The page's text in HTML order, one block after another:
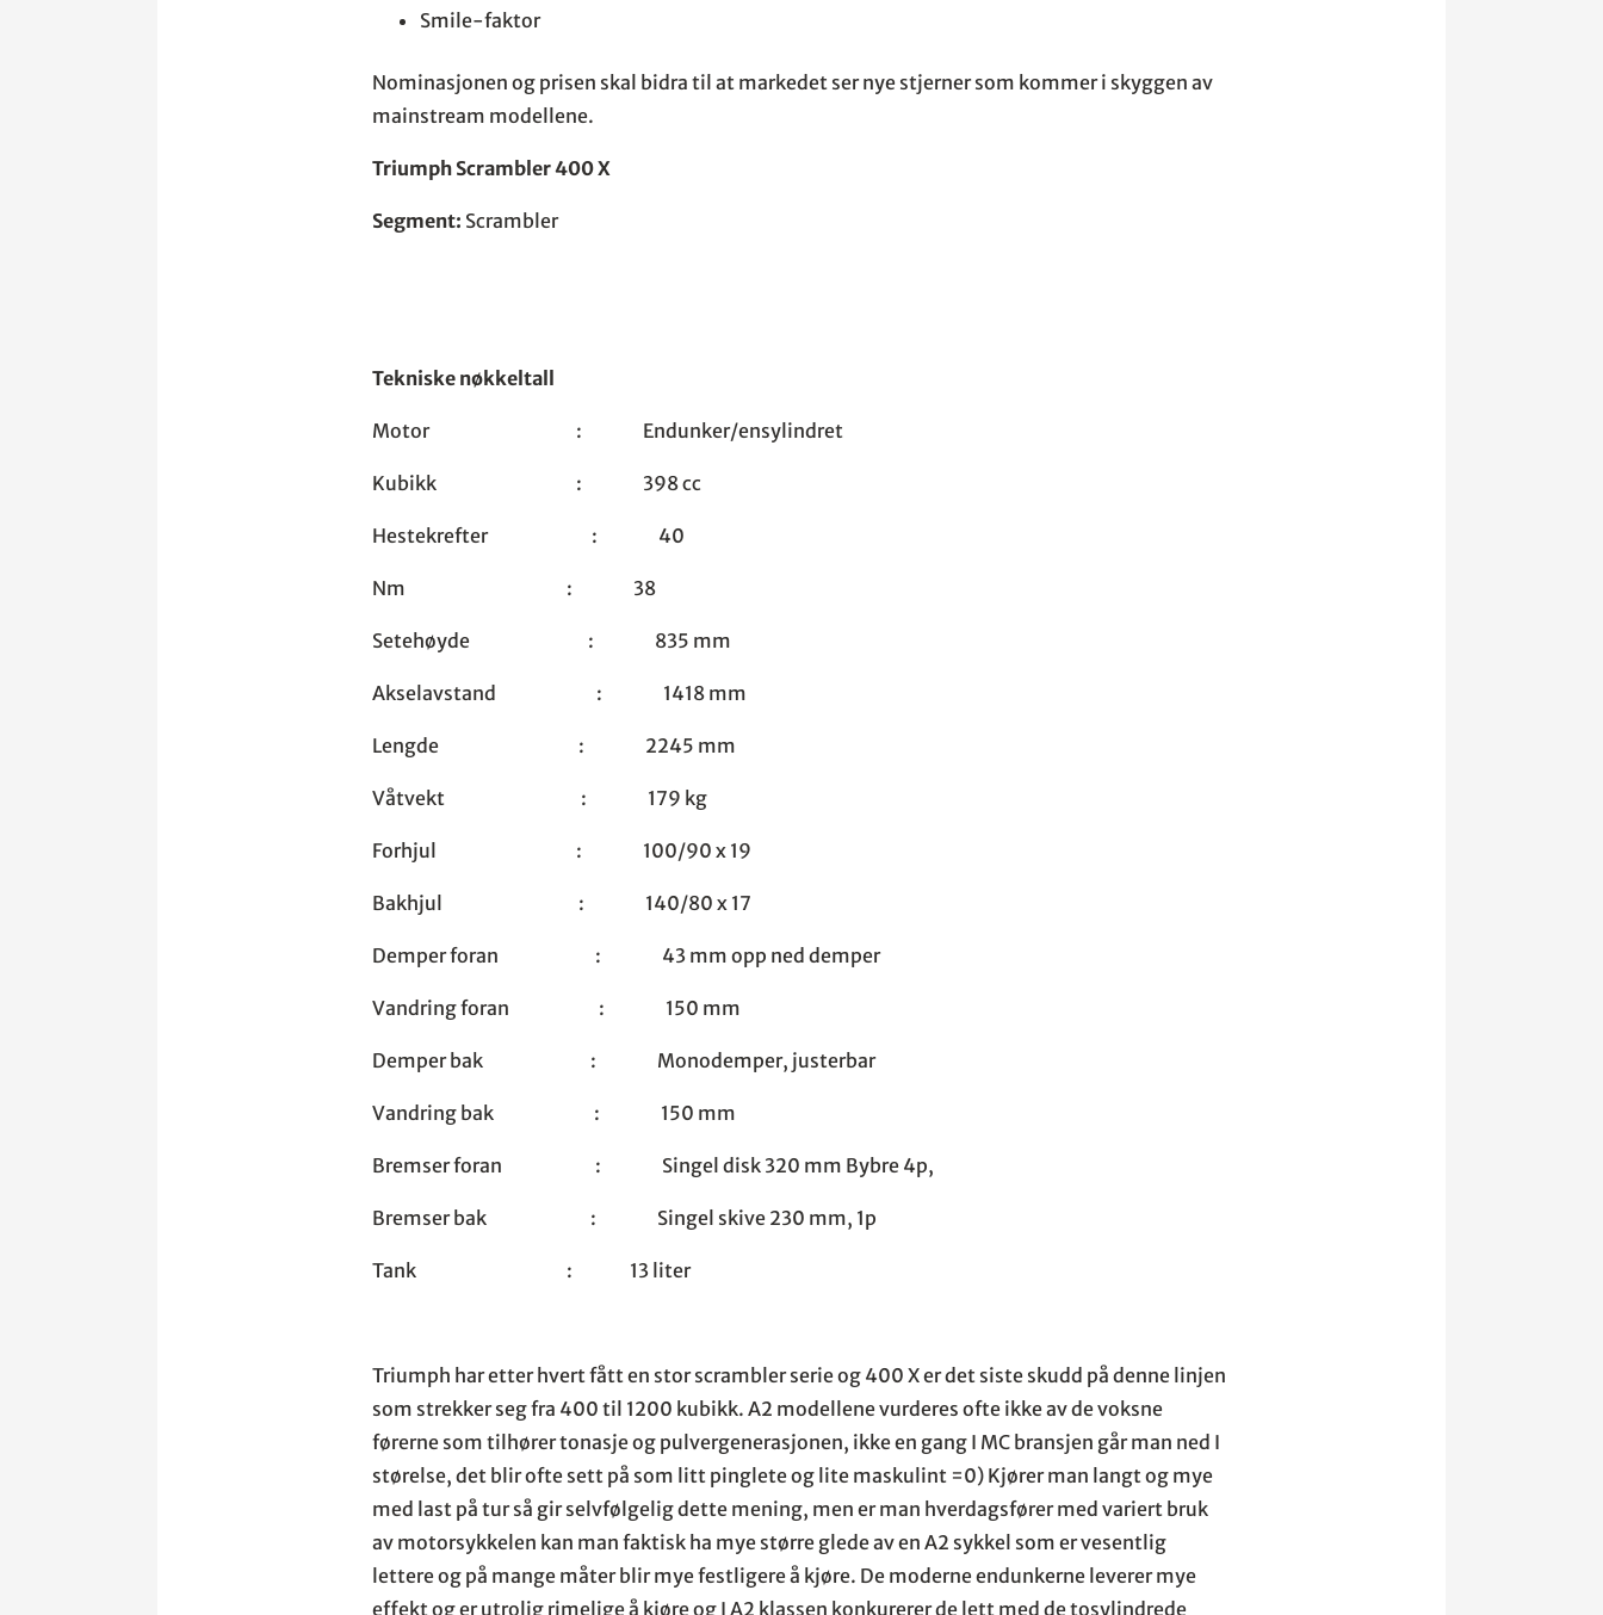
Smile-faktor
Nominasjonen og prisen skal bidra til at markedet ser nye stjerner som kommer i skyggen av
mainstream modellene.
Triumph Scrambler 400 X
Segment: Scrambler
Tekniske nøkkeltall
Motor : Endunker/ensylindret
Kubikk : 398 cc
Hestekrefter : 40
Nm : 38
Setehøyde : 835 mm
Akselavstand : 1418 mm
Lengde : 2245 mm
Våtvekt : 179 kg
Forhjul : 100/90 x 19
Bakhjul : 140/80 x 17
Demper foran : 43 mm opp ned demper
Vandring foran : 150 mm
Demper bak : Monodemper, justerbar
Vandring bak : 150 mm
Bremser foran : Singel disk 320 mm Bybre 4p,
Bremser bak : Singel skive 230 mm, 1p
Tank : 13 liter
Triumph har etter hvert fått en stor scrambler serie og 400 X er det siste skudd på denne linjen
som strekker seg fra 400 til 1200 kubikk. A2 modellene vurderes ofte ikke av de voksne
førerne som tilhører tonasje og pulvergenerasjonen, ikke en gang I MC bransjen går man ned I
størelse, det blir ofte sett på som litt pinglete og lite maskulint =0) Kjører man langt og mye
med last på tur så gir selvfølgelig dette mening, men er man hverdagsfører med variert bruk
av motorsykkelen kan man faktisk ha mye større glede av en A2 sykkel som er vesentlig
lettere og på mange måter blir mye festligere å kjøre. De moderne endunkerne leverer mye
effekt og er utrolig rimelige å kjøre og I A2 klassen konkurerer de lett med de tosylindrede